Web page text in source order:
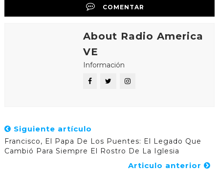
COMENTAR
About Radio America
VE
Información
Siguiente artículo
Francisco, El Papa De Los Puentes: El Legado Que
Cambió Para Siempre El Rostro De La Iglesia
Articulo anterior